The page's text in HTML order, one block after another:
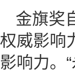
金旗奖
权威影响
影响力。